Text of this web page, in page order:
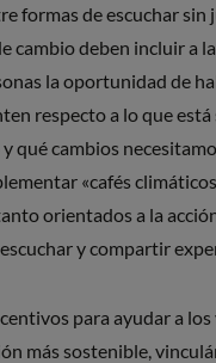
formas de escuchar sin
cambio deben incluir a
la oportunidad de
respecto a lo que
qué cambios
«cafés
orientados a la
y compartir
para ayudar a los
más sostenible,